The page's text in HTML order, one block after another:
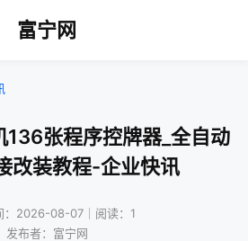
富宁网
136张程序控牌器_全自动
改装教程-企业快讯
：2026-08-07｜阅读：1
发布者：富宁网